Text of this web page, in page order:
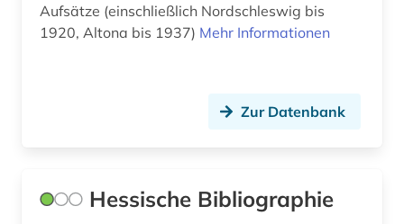
italien (10)
jordanien (1)
Aufsätze (einschließlich Nordschleswig bis
1920, Altona bis 1937) Mehr Informationen
Zur Datenbank
Hessische Bibliographie